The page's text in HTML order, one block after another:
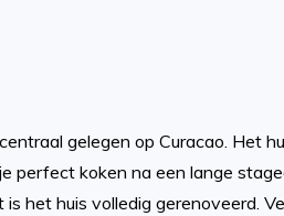
gelegen op Curacao.
perfect koken na een lange
het huis volledig gerenoveerd.